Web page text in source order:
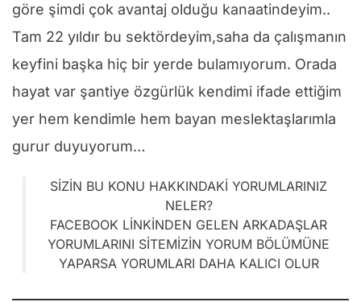
göre şimdi çok avantaj olduğu kanaatindeyim..
Tam 22 yıldır bu sektördeyim,saha da çalışmanın
keyfini başka hiç bir yerde bulamıyorum. Orada
hayat var şantiye özgürlük kendimi ifade ettiğim
yer hem kendimle hem bayan meslektaşlarımla
gurur duyuyorum…
SIZIN BU KONU HAKKINDAKI YORUMLARINIZ
NELER?
FACEBOOK LINKINDEN GELEN ARKADAŞLAR
YORUMLARINI SITEMIZIN YORUM BÖLÜMÜNE
YAPARSA YORUMLARI DAHA KALICI OLUR